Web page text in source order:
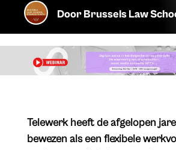
DoorBrussels Law
Telewerk heeft de afgelopen
bewezen als een flexibele